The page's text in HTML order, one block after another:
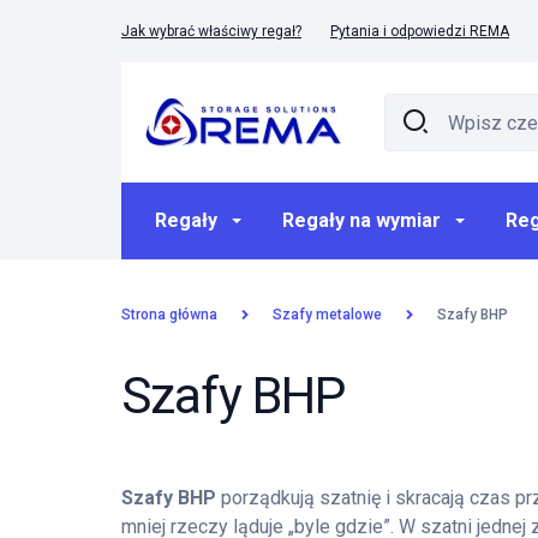
Jak wybrać właściwy regał? Pytania i odpowiedzi REMA
Regały Regały na wymiar
Strona główna Szafy metalowe Szafy BHP
Szafy BHP
Szafy BHP porządkują szatnię i skracają czas
mniej rzeczy ląduje „byle gdzie”. W szatni